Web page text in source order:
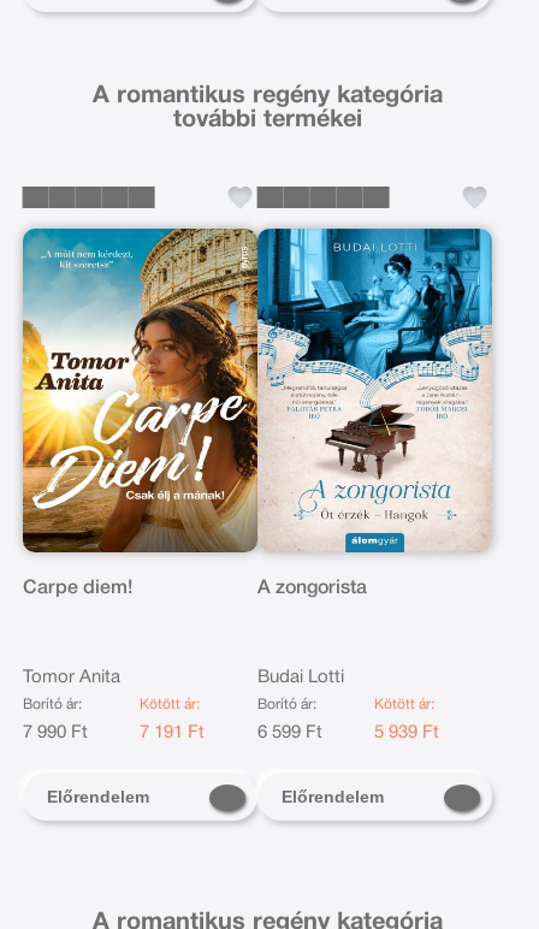
A romantikus regény kategória
további termékei
Carpe diem!
Tomor Anita
Borító ár:
7 990 Ft
Kötött ár:
7 191 Ft
Előrendelem
A zongorista
Budai Lotti
Borító ár:
6 599 Ft
Kötött ár:
5 939 Ft
Előrendelem
A romantikus regény kategória